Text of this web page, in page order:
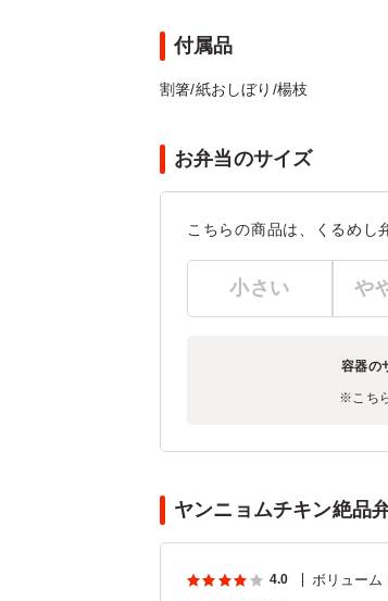
付属品
割箸/紙おしぼり/楊枝
お弁当のサイズ
こちらの商品は、くるめし
小さい や
容器の
※こち
ヤンニョムチキン絶品
4.0 ボリューム